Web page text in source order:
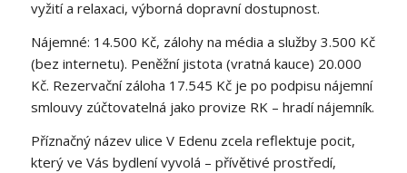
vyžití a relaxaci, výborná dopravní dostupnost.
Nájemné: 14.500 Kč, zálohy na média a služby 3.500 Kč
(bez internetu). Peněžní jistota (vratná kauce) 20.000
Kč. Rezervační záloha 17.545 Kč je po podpisu nájemní
smlouvy zúčtovatelná jako provize RK – hradí nájemník.
Příznačný název ulice V Edenu zcela reflektuje pocit,
který ve Vás bydlení vyvolá – přívětivé prostředí,